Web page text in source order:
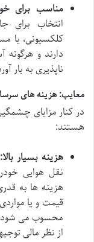
مناسب برای
انتخاب برای
کلکسیونی، یا
دارند و
ناپذیری به بار
معایب: هزینه های
در کنار مزایای
هستند:
هزینه بسیار بالا:
نقل هوایی
هزینه ها به
قیمت و یا
محسوب می شود.
از نظر مالی